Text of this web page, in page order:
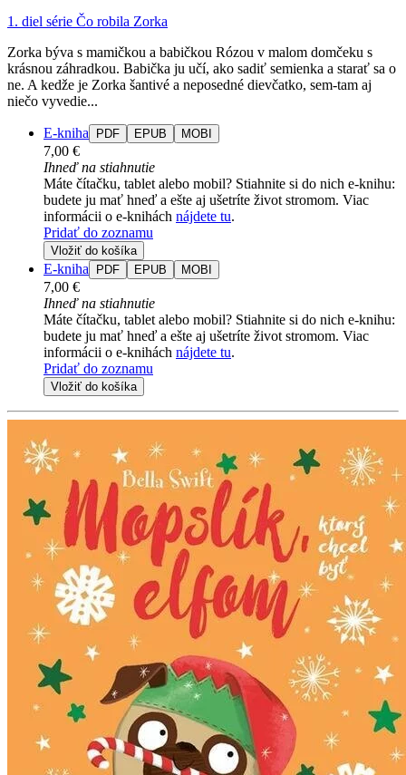
1. diel série Čo robila Zorka
Zorka býva s mamičkou a babičkou Rózou v malom domčeku s
krásnou záhradkou. Babička ju učí, ako sadiť semienka a starať sa o
ne. A kedže je Zorka šantivé a neposedné dievčatko, sem-tam aj
niečo vyvedie...
E-kniha PDF EPUB MOBI
7,00 €
Ihneď na stiahnutie
Máte čítačku, tablet alebo mobil? Stiahnite si do nich e-knihu:
budete ju mať hneď a ešte aj ušetríte život stromom. Viac
informácii o e-knihách nájdete tu.
Pridať do zoznamu
Vložiť do košíka
E-kniha PDF EPUB MOBI
7,00 €
Ihneď na stiahnutie
Máte čítačku, tablet alebo mobil? Stiahnite si do nich e-knihu:
budete ju mať hneď a ešte aj ušetríte život stromom. Viac
informácii o e-knihách nájdete tu.
Pridať do zoznamu
Vložiť do košíka